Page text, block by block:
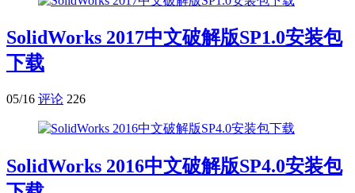
SolidWorks 2017中文破解版SP1.0安装包
下载
05/16 评论 226
SolidWorks 2016中文破解版SP4.0安装包